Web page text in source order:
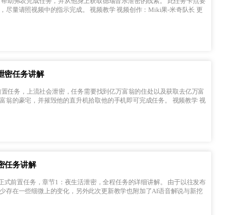
完成。 视频教学 视频创作：Miki果-米奇队长 更
密任务讲解
宅，并摧毁他的直升机拾取他的手机即可完成任务。 视频教学 视
任务讲解
存在一些细微上的变化，另外此次更新教学也附加了AI语音解说与新挖